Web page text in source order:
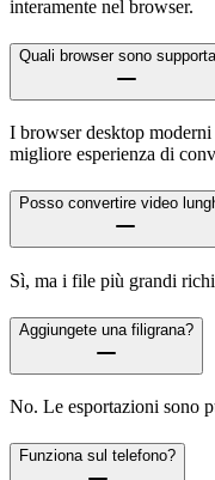
interamente nel browser.
Quali browser sono
I browser desktop
migliore esperienza di
Posso convertire video
Sì, ma i file più grandi
Aggiungete una filigrana?
No. Le esportazioni sono
Funziona sul telefono?